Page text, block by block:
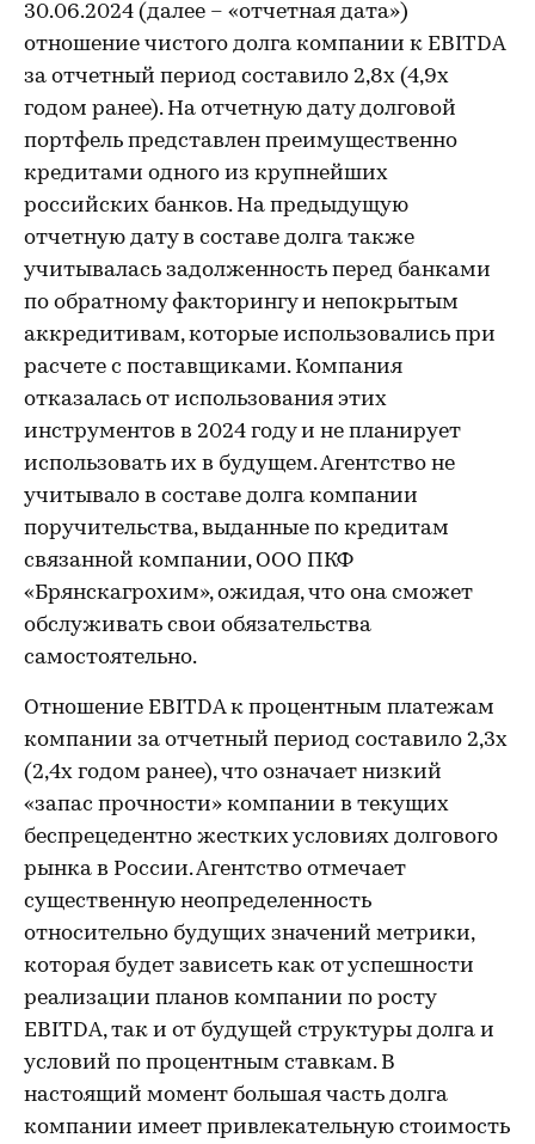
30.06.2024 (далее – «отчетная дата»)
отношение чистого долга компании к EBITDA
за отчетный период составило 2,8х (4,9х
годом ранее). На отчетную дату долговой
портфель представлен преимущественно
кредитами одного из крупнейших
российских банков. На предыдущую
отчетную дату в составе долга также
учитывалась задолженность перед банками
по обратному факторингу и непокрытым
аккредитивам, которые использовались при
расчете с поставщиками. Компания
отказалась от использования этих
инструментов в 2024 году и не планирует
использовать их в будущем. Агентство не
учитывало в составе долга компании
поручительства, выданные по кредитам
связанной компании, ООО ПКФ
«Брянскагрохим», ожидая, что она сможет
обслуживать свои обязательства
самостоятельно.
Отношение EBITDA к процентным платежам
компании за отчетный период составило 2,3х
(2,4х годом ранее), что означает низкий
«запас прочности» компании в текущих
беспрецедентно жестких условиях долгового
рынка в России. Агентство отмечает
существенную неопределенность
относительно будущих значений метрики,
которая будет зависеть как от успешности
реализации планов компании по росту
EBITDA, так и от будущей структуры долга и
условий по процентным ставкам. В
настоящий момент большая часть долга
компании имеет привлекательную стоимость